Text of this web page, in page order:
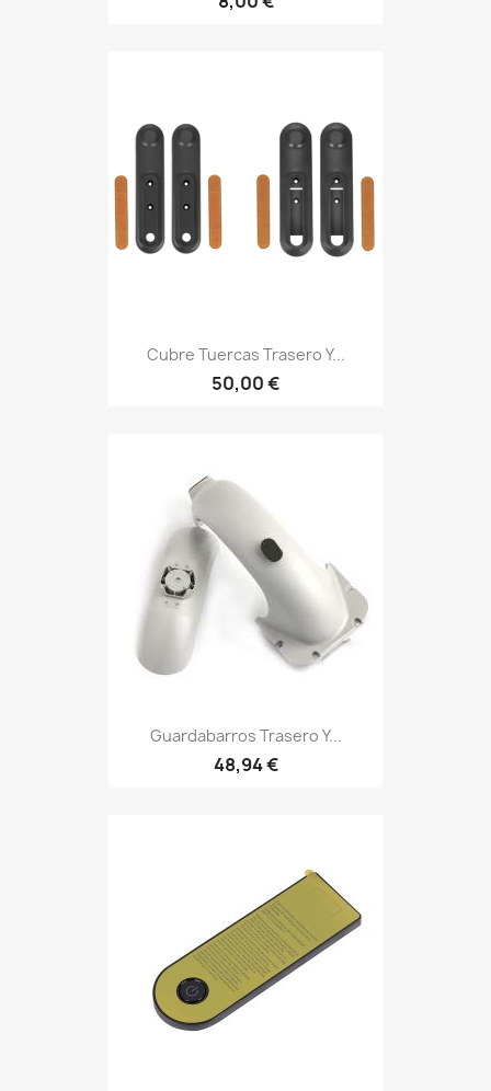
Cubre Tuercas Trasero Y...
50,00 €
Guardabarros Trasero Y...
48,94 €